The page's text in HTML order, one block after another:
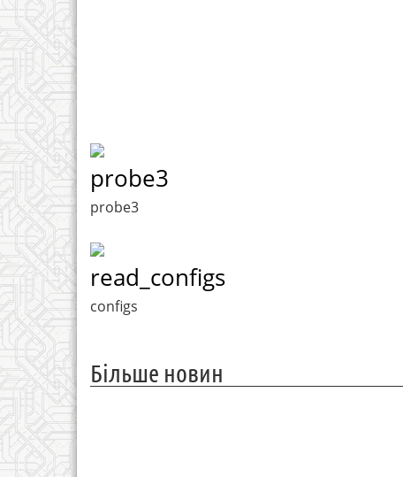
probe3
probe3
read_configs
configs
Більше новин